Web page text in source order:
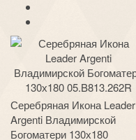
Серебряная Икона Leader
Argenti Владимирской
Богоматери 130х180